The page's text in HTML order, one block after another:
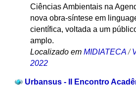
Ciências Ambientais na
nova obra-síntese em
científica, voltada a um
amplo.
Localizado em MIDIATECA /
2022
Urbansus - II Encontro